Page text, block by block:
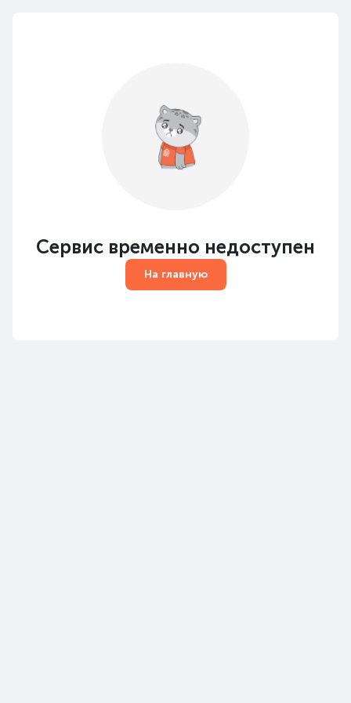
Сервис временно недоступен
На главную